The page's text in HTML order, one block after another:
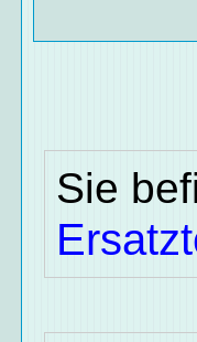
Sie